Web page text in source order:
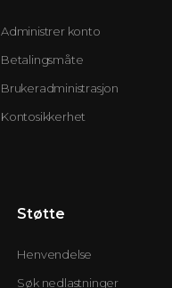
Administrer konto
Betalingsmåte
Brukeradministrasjon
Kontosikkerhet
Støtte
Henvendelse
Søk nedlastninger